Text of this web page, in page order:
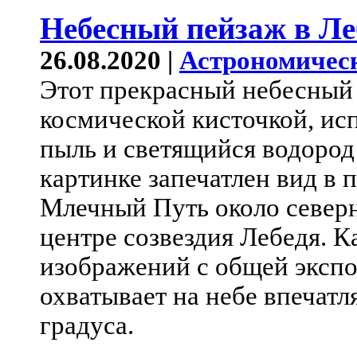
Небесный пейзаж в
26.08.2020 |
Этот прекрасный
космической кисточкой,
пыль и светящийся
картинке запечатлен вид в
Млечный Путь около
центре созвездия Лебедя.
изображений с общей
охватывает на небе
градуса.